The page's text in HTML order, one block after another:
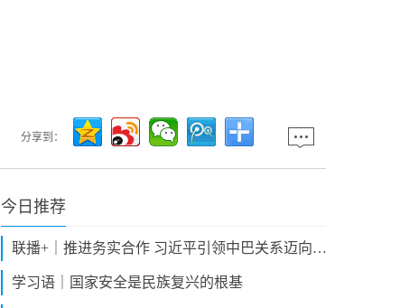
分享到：
今日推荐
联播+｜推进务实合作 习近平引领中巴关系迈向更高水平
学习语｜国家安全是民族复兴的根基